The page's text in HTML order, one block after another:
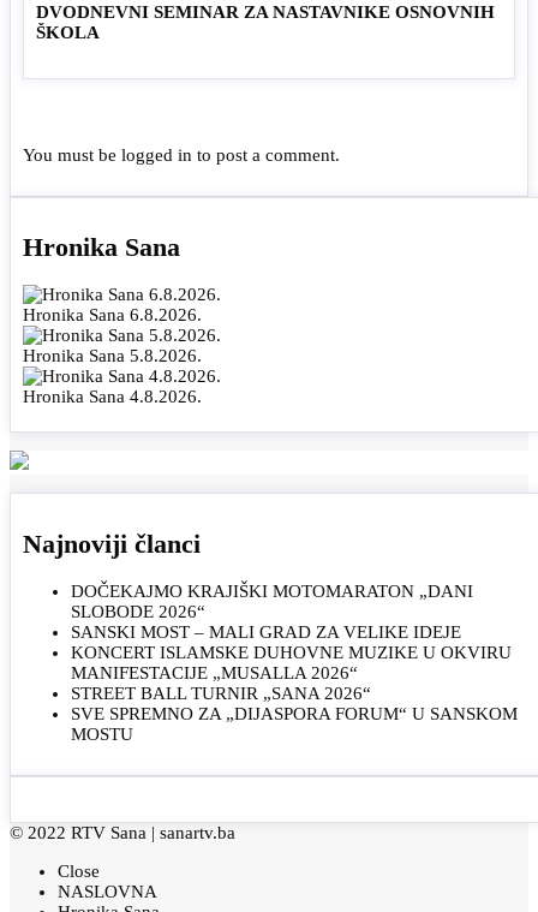
DVODNEVNI SEMINAR ZA NASTAVNIKE OSNOVNIH
ŠKOLA
You must be logged in to post a comment.
Hronika Sana
Hronika Sana 6.8.2026.
Hronika Sana 5.8.2026.
Hronika Sana 4.8.2026.
Najnoviji članci
DOČEKAJMO KRAJIŠKI MOTOMARATON „DANI
SLOBODE 2026“
SANSKI MOST – MALI GRAD ZA VELIKE IDEJE
KONCERT ISLAMSKE DUHOVNE MUZIKE U OKVIRU
MANIFESTACIJE „MUSALLA 2026“
STREET BALL TURNIR „SANA 2026“
SVE SPREMNO ZA „DIJASPORA FORUM“ U SANSKOM
MOSTU
© 2022 RTV Sana | sanartv.ba
Close
NASLOVNA